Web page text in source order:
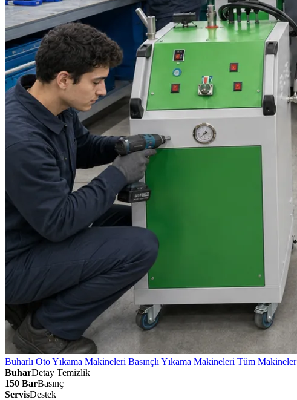
Buharlı Oto Yıkama Makineleri Basınçlı Yıkama Makineleri Tüm Makineler
BuharDetay Temizlik
150 BarBasınç
ServisDestek